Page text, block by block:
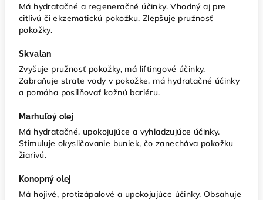
Má hydratačné a regeneračné účinky. Vhodný aj pre
citlivú či ekzematickú pokožku. Zlepšuje pružnosť
pokožky.
Skvalan
Zvyšuje pružnosť pokožky, má liftingové účinky.
Zabraňuje strate vody v pokožke, má hydratačné účinky
a pomáha posilňovať kožnú bariéru.
Marhuľoý olej
Má hydratačné, upokojujúce a vyhladzujúce účinky.
Stimuluje okysličovanie buniek, čo zanecháva pokožku
žiarivú.
Konopný olej
Má hojivé, protizápalové a upokojujúce účinky. Obsahuje